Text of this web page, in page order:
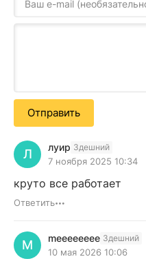
Отправить
Л луир Здешний
7 ноября 2025 10:34
круто все работает
Ответить
M meeeeeeee Здешний
10 мая 2026 10:06